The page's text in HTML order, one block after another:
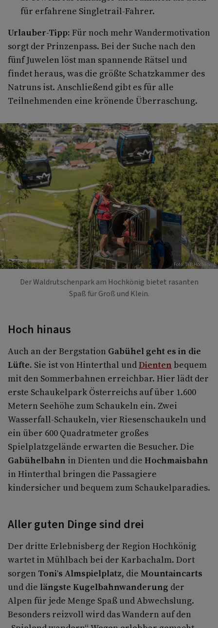
für erfahrene Singletrail-Fahrer.
Urlauber-Tipp: Für noch mehr Wandermotivation
sorgt der Prinzenpass. Bei der Suche nach den
fünf Juwelen löst man spannende Rätsel und
findet heraus, was die größte Schatzkammer des
Natruns ist. Anschließend gibt es für alle
Teilnehmenden eine krönende Überraschung.
Foto: TVB Hochkönig
Der Waldrutschenpark am Hochkönig bietet rasanten
Spaß für Groß und Klein.
Hoch hinaus
Auch an der Bergstation Gabühel geht es in die
Lüfte. Sie ist von Hinterthal undDienten bequem
mit den Sommerbahnen erreichbar. Hier lädt der
erste Schaukelpark Österreichs auf über 1.600
Metern Seehöhe zum Schaukeln ein. Zwei
Wasserfall-Schaukeln, vier Riesenschaukeln und
ein über 600 Quadratmeter großes
Spielplatzgelände erwarten die Besucher. Die
Gabühelbahn in Dienten und die Hochmaisbahn
in Hinterthal bringen die Passagiere
kindersicher und bequem zum Schaukelparadies.
Aller guten Dinge sind drei
Der dritte Erlebnisberg der Region Hochkönig
wartet in Mühlbach bei der Karbachalm. Dort
sorgen Toni's Almspielplatz, die Mountaincarts
und die längste Kugelbahnwanderung der
Alpen für jede Menge Spaß und Abwechslung.
Besonders reizvoll wird das Wandern auf den